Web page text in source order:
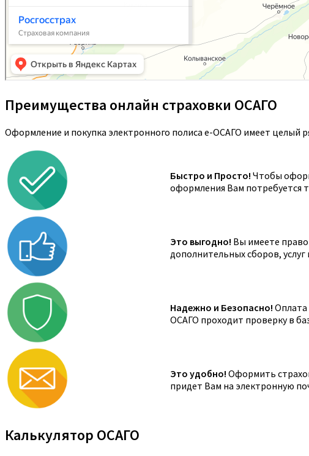
Преимущества онлайн страховки ОСАГО
Оформление и покупка электронного полиса е-ОСАГО имеет целый
Быстро и Просто! Чтобы
оформления Вам потребуется
Это выгодно! Вы имеете
дополнительных сборов, услуг
Надежно и Безопасно! Оплата
ОСАГО проходит проверку в
Это удобно! Оформить
придет Вам на электронную
Калькулятор ОСАГО